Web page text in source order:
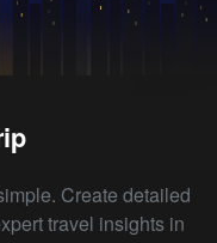
Create detailed
travel insights in